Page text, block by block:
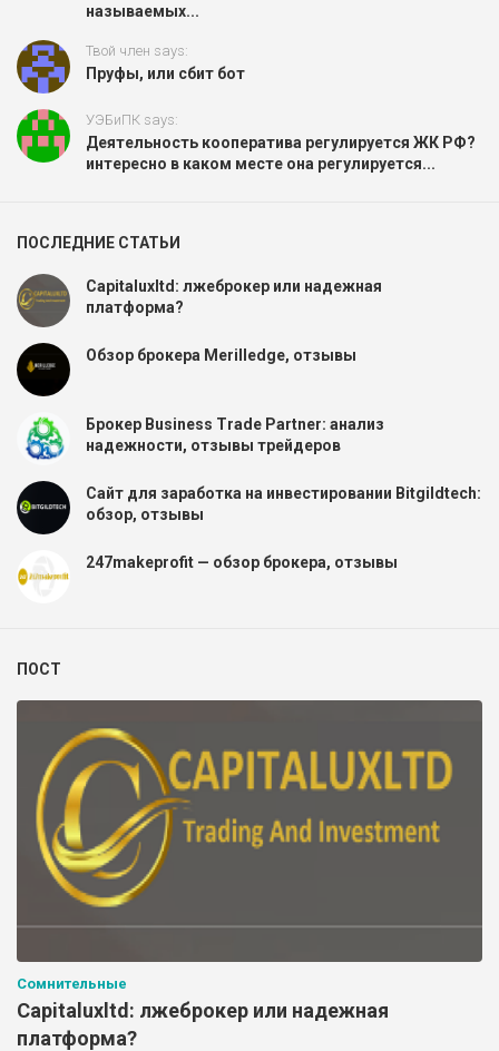
называемых...
Твой член says:
Пруфы, или сбит бот
УЭБиПК says:
Деятельность кооператива регулируется ЖК РФ?
интересно в каком месте она регулируется...
ПОСЛЕДНИЕ СТАТЬИ
Capitaluxltd: лжеброкер или надежная
платформа?
Обзор брокера Merilledge, отзывы
Брокер Business Trade Partner: анализ
надежности, отзывы трейдеров
Сайт для заработка на инвестировании Bitgildtech:
обзор, отзывы
247makeprofit — обзор брокера, отзывы
ПОСТ
Сомнительные
Capitaluxltd: лжеброкер или надежная
платформа?